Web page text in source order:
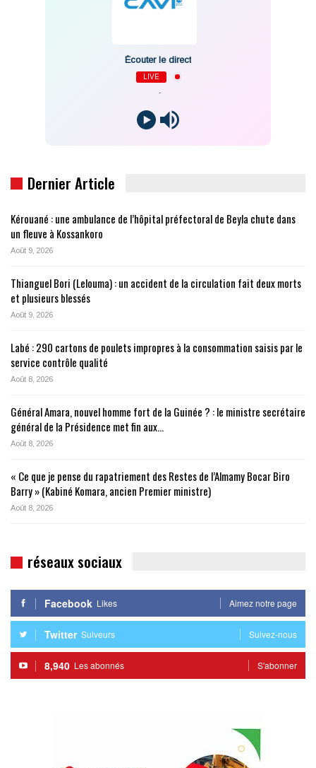
Écouter le direct
LIVE
Dernier Article
Kérouané : une ambulance de l’hôpital préfectoral de Beyla chute dans
un fleuve à Kossankoro
Août 9, 2026
Thianguel Bori (Lelouma) : un accident de la circulation fait deux morts
et plusieurs blessés
Août 9, 2026
Labé : 290 cartons de poulets impropres à la consommation saisis par le
service contrôle qualité
Août 8, 2026
Général Amara, nouvel homme fort de la Guinée ? : le ministre secrétaire
général de la Présidence met fin aux…
Août 8, 2026
« Ce que je pense du rapatriement des Restes de l’Almamy Bocar Biro
Barry » (Kabiné Komara, ancien Premier ministre)
Août 8, 2026
réseaux sociaux
Facebook Likes Aimez notre page
Twitter Suiveurs Suivez-nous
8,940 Les abonnés S'abonner